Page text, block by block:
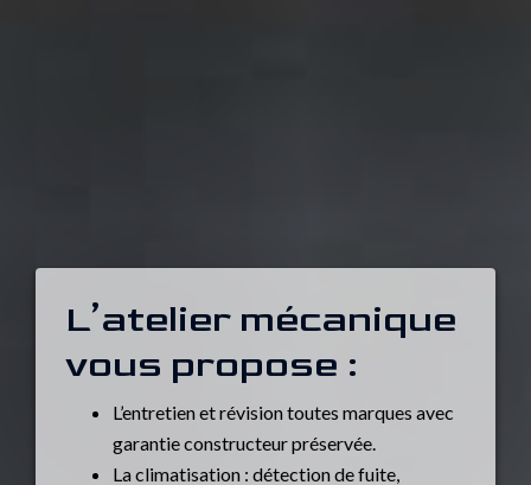
L’atelier mécanique
vous propose :
L’entretien et révision toutes marques avec
garantie constructeur préservée.
La climatisation : détection de fuite,